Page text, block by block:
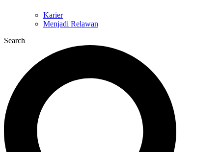
Karier
Menjadi Relawan
Search